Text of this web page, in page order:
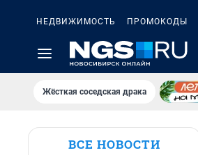
НЕДВИЖИМОСТЬ ПРОМОКОДЫ
Жёсткая соседская драка
ВСЕ НОВОСТИ